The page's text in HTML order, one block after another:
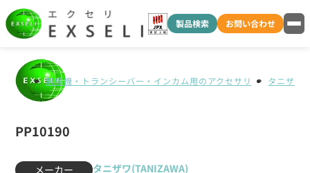
製品検索 お問い合わせ
無線機・トランシーバー・インカム用のアクセサリ タニザワ
PP10190
メーカー
タニザワ(TANIZAWA)